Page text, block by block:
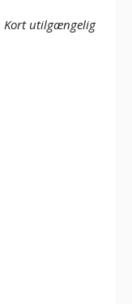
Kort utilgængelig